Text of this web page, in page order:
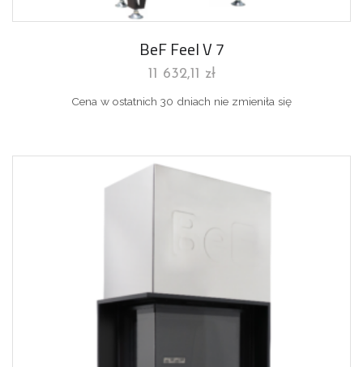
BeF Feel V 7
11 632,11 zł
Cena w ostatnich 30 dniach nie zmieniła się